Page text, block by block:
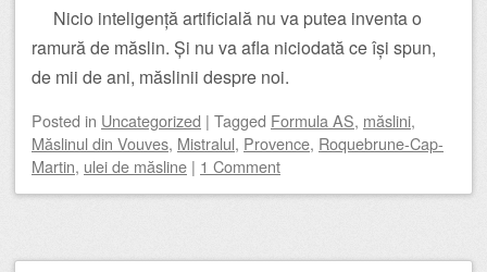
Nicio inteligență artificială nu va putea inventa o
ramură de măslin. Și nu va afla niciodată ce își spun,
de mii de ani, măslinii despre noi.
Posted in Uncategorized | Tagged Formula AS, măslini,
Măslinul din Vouves, Mistralul, Provence, Roquebrune-Cap-
Martin, ulei de măsline | 1 Comment